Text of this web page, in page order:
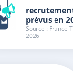
prévus en
Source : France
2026